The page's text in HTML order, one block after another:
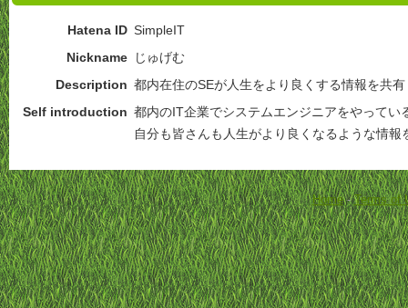
Hatena ID SimpleIT
Nickname
じゅげむ
Description 都内在住のSEが人生をより良くする情報を共
Self introduction 都内のIT企業でシステムエンジニアをやってい
自分も皆さんも人生がより良くなるような情報
Home-Terms of